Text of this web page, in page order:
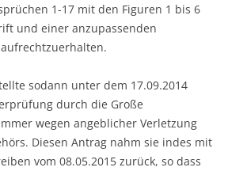
1-17 mit den Figuren 1 bis 6
und einer anzupassenden
sodann unter dem 17.09.2014
durch die Große
wegen angeblicher Verletzung
Diesen Antrag nahm sie indes mit
vom 08.05.2015 zurück, so dass